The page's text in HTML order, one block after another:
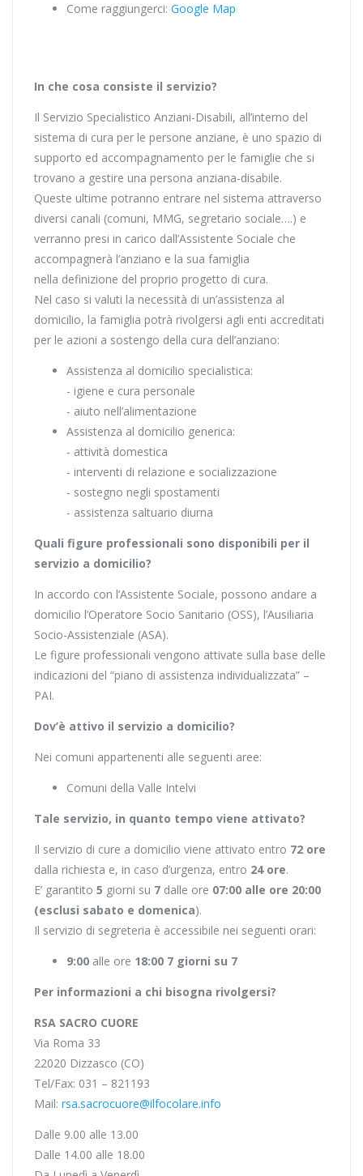
Come raggiungerci: Google Map
In che cosa consiste il servizio?
Il Servizio Specialistico Anziani-Disabili, all’interno del
sistema di cura per le persone anziane, è uno spazio di
supporto ed accompagnamento per le famiglie che si
trovano a gestire una persona anziana-disabile.
Queste ultime potranno entrare nel sistema attraverso
diversi canali (comuni, MMG, segretario sociale….) e
verranno presi in carico dall’Assistente Sociale che
accompagnerà l’anziano e la sua famiglia
nella definizione del proprio progetto di cura.
Nel caso si valuti la necessità di un’assistenza al
domicilio, la famiglia potrà rivolgersi agli enti accreditati
per le azioni a sostengo della cura dell’anziano:
Assistenza al domicilio specialistica:
- igiene e cura personale
- aiuto nell’alimentazione
Assistenza al domicilio generica:
- attività domestica
- interventi di relazione e socializzazione
- sostegno negli spostamenti
- assistenza saltuario diurna
Quali figure professionali sono disponibili per il
servizio a domicilio?
In accordo con l’Assistente Sociale, possono andare a
domicilio l’Operatore Socio Sanitario (OSS), l’Ausiliaria
Socio-Assistenziale (ASA).
Le figure professionali vengono attivate sulla base delle
indicazioni del “piano di assistenza individualizzata” –
PAI.
Dov’è attivo il servizio a domicilio?
Nei comuni appartenenti alle seguenti aree:
Comuni della Valle Intelvi
Tale servizio, in quanto tempo viene attivato?
Il servizio di cure a domicilio viene attivato entro 72 ore
dalla richiesta e, in caso d’urgenza, entro 24 ore.
E’ garantito 5 giorni su 7 dalle ore 07:00 alle ore 20:00
(esclusi sabato e domenica).
Il servizio di segreteria è accessibile nei seguenti orari:
9:00 alle ore 18:00 7 giorni su 7
Per informazioni a chi bisogna rivolgersi?
RSA SACRO CUORE
Via Roma 33
22020 Dizzasco (CO)
Tel/Fax: 031 – 821193
Mail: rsa.sacrocuore@ilfocolare.info
Dalle 9.00 alle 13.00
Dalle 14.00 alle 18.00